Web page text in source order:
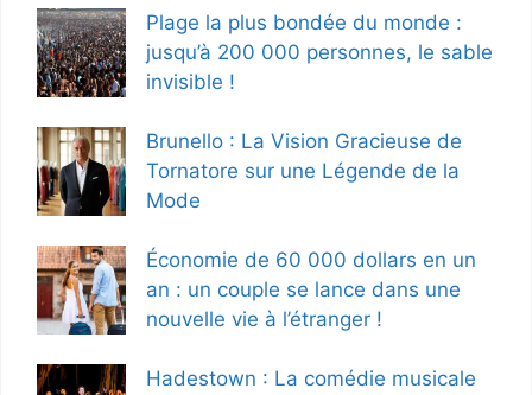
Plage la plus bondée du monde :
jusqu’à 200 000 personnes, le sable
invisible !
Brunello : La Vision Gracieuse de
Tornatore sur une Légende de la
Mode
Économie de 60 000 dollars en un
an : un couple se lance dans une
nouvelle vie à l’étranger !
Hadestown : La comédie musicale